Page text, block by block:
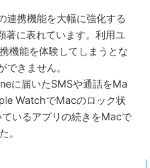
連携機能を大幅に強化する
著に表れています。利用ユ
機能を体験してしまうとな
きません。
に届いたSMSや通話をMa
WatchでMacのロック状
いるアプリの続きをMacで
。